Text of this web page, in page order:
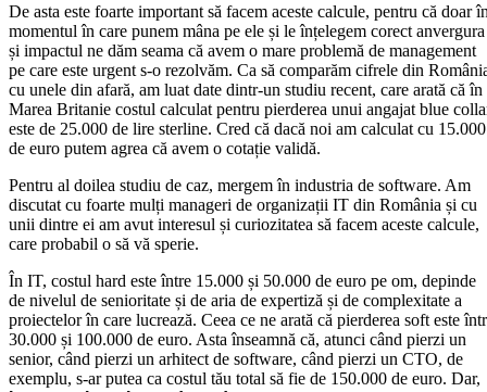
De asta este foarte important să facem aceste calcule, pentru că doar
momentul în care punem mâna pe ele și le înțelegem corect anvergura
și impactul ne dăm seama că avem o mare problemă de management
pe care este urgent s-o rezolvăm. Ca să comparăm cifrele din
cu unele din afară, am luat date dintr-un studiu recent, care arată că în
Marea Britanie costul calculat pentru pierderea unui angajat blue
este de 25.000 de lire sterline. Cred că dacă noi am calculat cu 15.000
de euro putem agrea că avem o cotație validă.
Pentru al doilea studiu de caz, mergem în industria de software. Am
discutat cu foarte mulți manageri de organizații IT din România și cu
unii dintre ei am avut interesul și curiozitatea să facem aceste calcule,
care probabil o să vă sperie.
În IT, costul hard este între 15.000 și 50.000 de euro pe om, depinde
de nivelul de senioritate și de aria de expertiză și de complexitate a
proiectelor în care lucrează. Ceea ce ne arată că pierderea soft este
30.000 și 100.000 de euro. Asta înseamnă că, atunci când pierzi un
senior, când pierzi un arhitect de software, când pierzi un CTO, de
exemplu, s-ar putea ca costul tău total să fie de 150.000 de euro. Dar,